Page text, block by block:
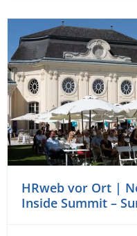
HRweb vor Ort |
Inside Summit –